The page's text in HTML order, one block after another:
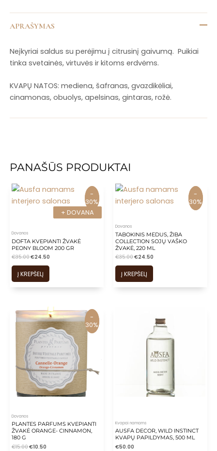
APRAŠYMAS
Neįkyriai saldus su perėjimu į citrusinį gaivumą. Puikiai
tinka svetainės, virtuvės ir kitoms erdvėms.
KVAPŲ NATOS: mediena, šafranas, gvazdikėliai,
cinamonas, obuolys, apelsinas, gintaras, rožė.
PANAŠŪS PRODUKTAI
+ DOVANA
-
30%
+ DOVANA
-
30%
Dovanos
DOFTA KVEPIANTI ŽVAKĖ
PEONY BLOOM 200 GR
€35.00€24.50
Į KREPŠELĮ
-
30%
-
30%
Dovanos
TABOKINIS MEDUS, ŽIBA
COLLECTION SOJŲ VAŠKO
ŽVAKĖ, 220 ML
€35.00€24.50
Į KREPŠELĮ
-
30%
-
30%
Dovanos
PLANTES PARFUMS KVEPIANTI
ŽVAKĖ ORANGE- CINNAMON,
180 G
€15.00€10.50
Kvapai namams
AUSFA DECOR, WILD INSTINCT
KVAPŲ PAPILDYMAS, 500 ML
€50.00